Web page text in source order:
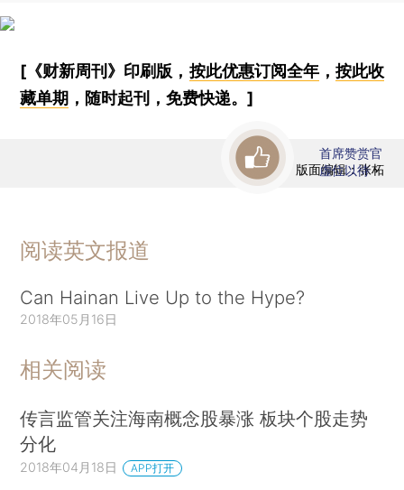
[《财新周刊》印刷版， 按此优惠订阅全年， 按此收
藏单期 ，随时起刊，免费快递。]
版面编辑：张柘
首席赞赏官
虚位以待
阅读英文报道
Can Hainan Live Up to the Hype?
2018年05月16日
相关阅读
传言监管关注海南概念股暴涨 板块个股走势
分化
2018年04月18日 APP打开